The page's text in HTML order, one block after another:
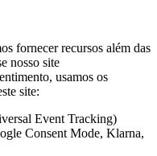
fornecer recursos além das
nosso site
usamos os
site:
Event Tracking)
Consent Mode, Klarna,